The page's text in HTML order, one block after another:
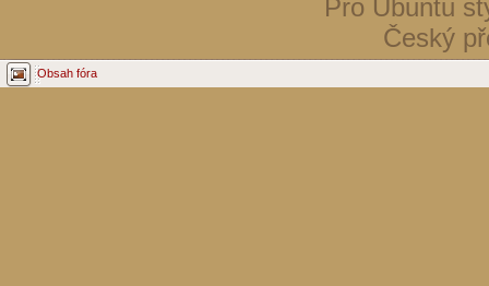
Pro Ubuntu
Český
Obsah fóra